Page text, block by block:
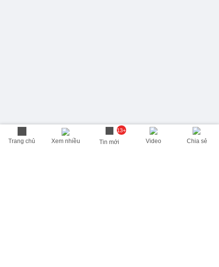
Trang chủ Xem nhiều
13+
Tin mới Video Chia sẻ